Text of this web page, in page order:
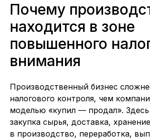
Почему
находится в зоне
повышенного
внимания
Производственный бизнес
налогового контроля, чем
моделью «купил — продал».
закупка сырья, доставка,
в производство, переработка,